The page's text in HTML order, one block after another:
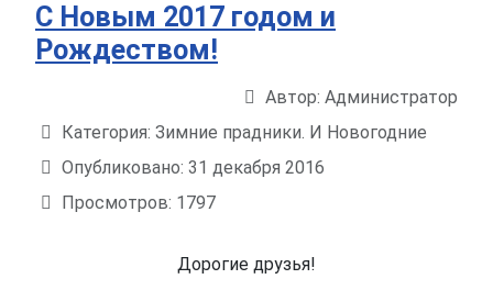
С Новым 2017 годом и
Рождеством!
Автор: Администратор
Категория: Зимние прадники. И Новогодние
Опубликовано: 31 декабря 2016
Просмотров: 1797
Дорогие друзья!